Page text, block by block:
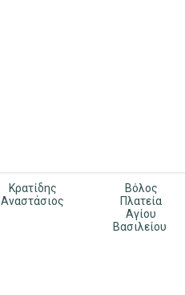
Κρατίδης
Αναστάσιος
Βόλος
Πλατεία
Αγίου
Βασιλείου